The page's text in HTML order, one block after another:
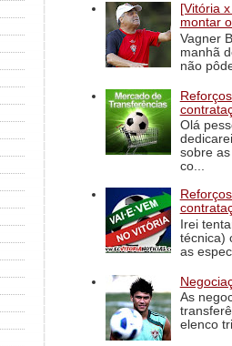
[Vitória
montar
Vagner
manhã
não
Olá
sobre
co...
Irei
técnica)
as
As
elenco